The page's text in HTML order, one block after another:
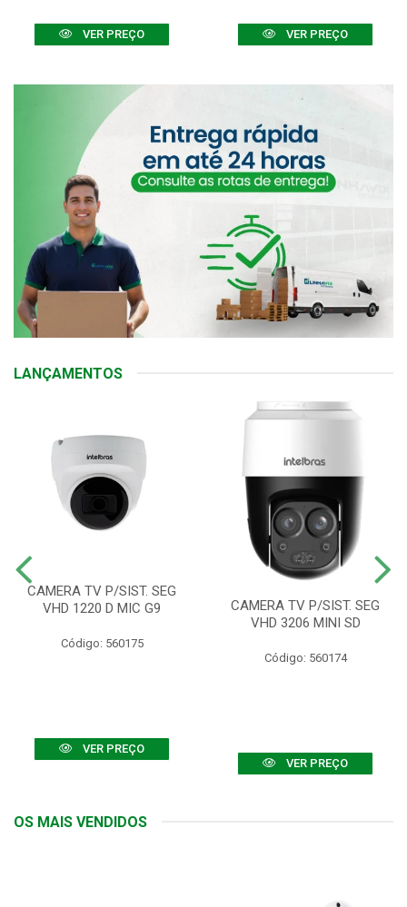
VER PREÇO VER PREÇO
LANÇAMENTOS
CAMERA TV P/SIST. SEG
VHD 1220 D MIC G9
Código: 560175
VER PREÇO
CAMERA TV P/SIST. SEG
VHD 3206 MINI SD
Código: 560174
VER PREÇO
OS MAIS VENDIDOS